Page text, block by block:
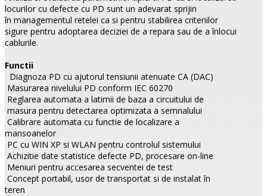
locurilor cu defecte cu PD sunt un adevarat sprijin
în managementul retelei ca si pentru stabilirea criteriilor
sigure pentru adoptarea deciziei de a repara sau de a înlocui
cablurile.
Functii
Diagnoza PD cu ajutorul tensiunii atenuate CA (DAC)
Masurarea nivelului PD conform IEC 60270
Reglarea automata a latimii de baza a circuitului de
masura pentru detectarea optimizata a semnalului
Calibrare automata cu functie de localizare a
mansoanelor
PC cu WIN XP si WLAN pentru controlul sistemului
Achizitie date statistice defecte PD, procesare on-line
Meniuri pentru accesarea secventei de test
Concept portabil, usor de transportat si de instalat în
teren